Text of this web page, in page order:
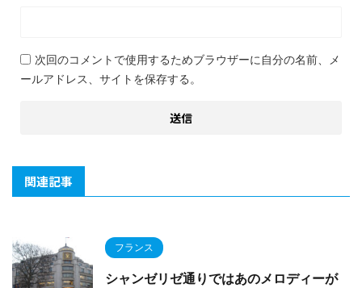
次回のコメントで使用するためブラウザーに自分の名前、メ
ールアドレス、サイトを保存する。
関連記事
フランス
シャンゼリゼ通りではあのメロディーが